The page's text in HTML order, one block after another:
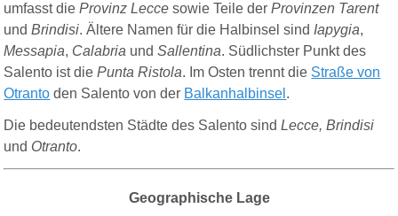
umfasst dieProvinz Leccesowie Teile der Provinzen Tarent
undBrindisi. Ältere Namen für die Halbinsel sindIapygia,
Messapia, Calabria undSallentina. Südlichster Punkt des
Salento ist diePunta Ristola. Im Osten trennt die Straße von
Otranto den Salento von der Balkanhalbinsel .
Die bedeutendsten Städte des Salento sindLecce, Brindisi
und Otranto.
Geographische Lage